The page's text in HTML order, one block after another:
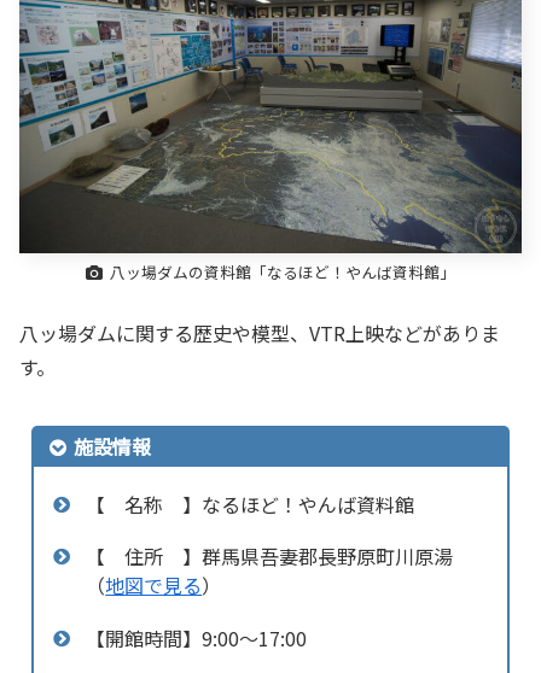
八ッ場ダムの資料館「なるほど！やんば資料館」
八ッ場ダムに関する歴史や模型、VTR上映などがありま
す。
施設情報
【 名称 】なるほど！やんば資料館
【 住所 】群馬県吾妻郡長野原町川原湯
（地図で見る）
【開館時間】9:00～17:00